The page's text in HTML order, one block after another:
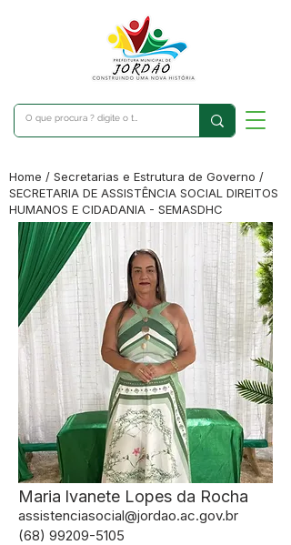
Home / Secretarias e Estrutura de Governo /
SECRETARIA DE ASSISTÊNCIA SOCIAL DIREITOS
HUMANOS E CIDADANIA - SEMASDHC
Maria lvanete Lopes da Rocha
assistenciasocial@jordao.ac.gov.br
(68) 99209-5105